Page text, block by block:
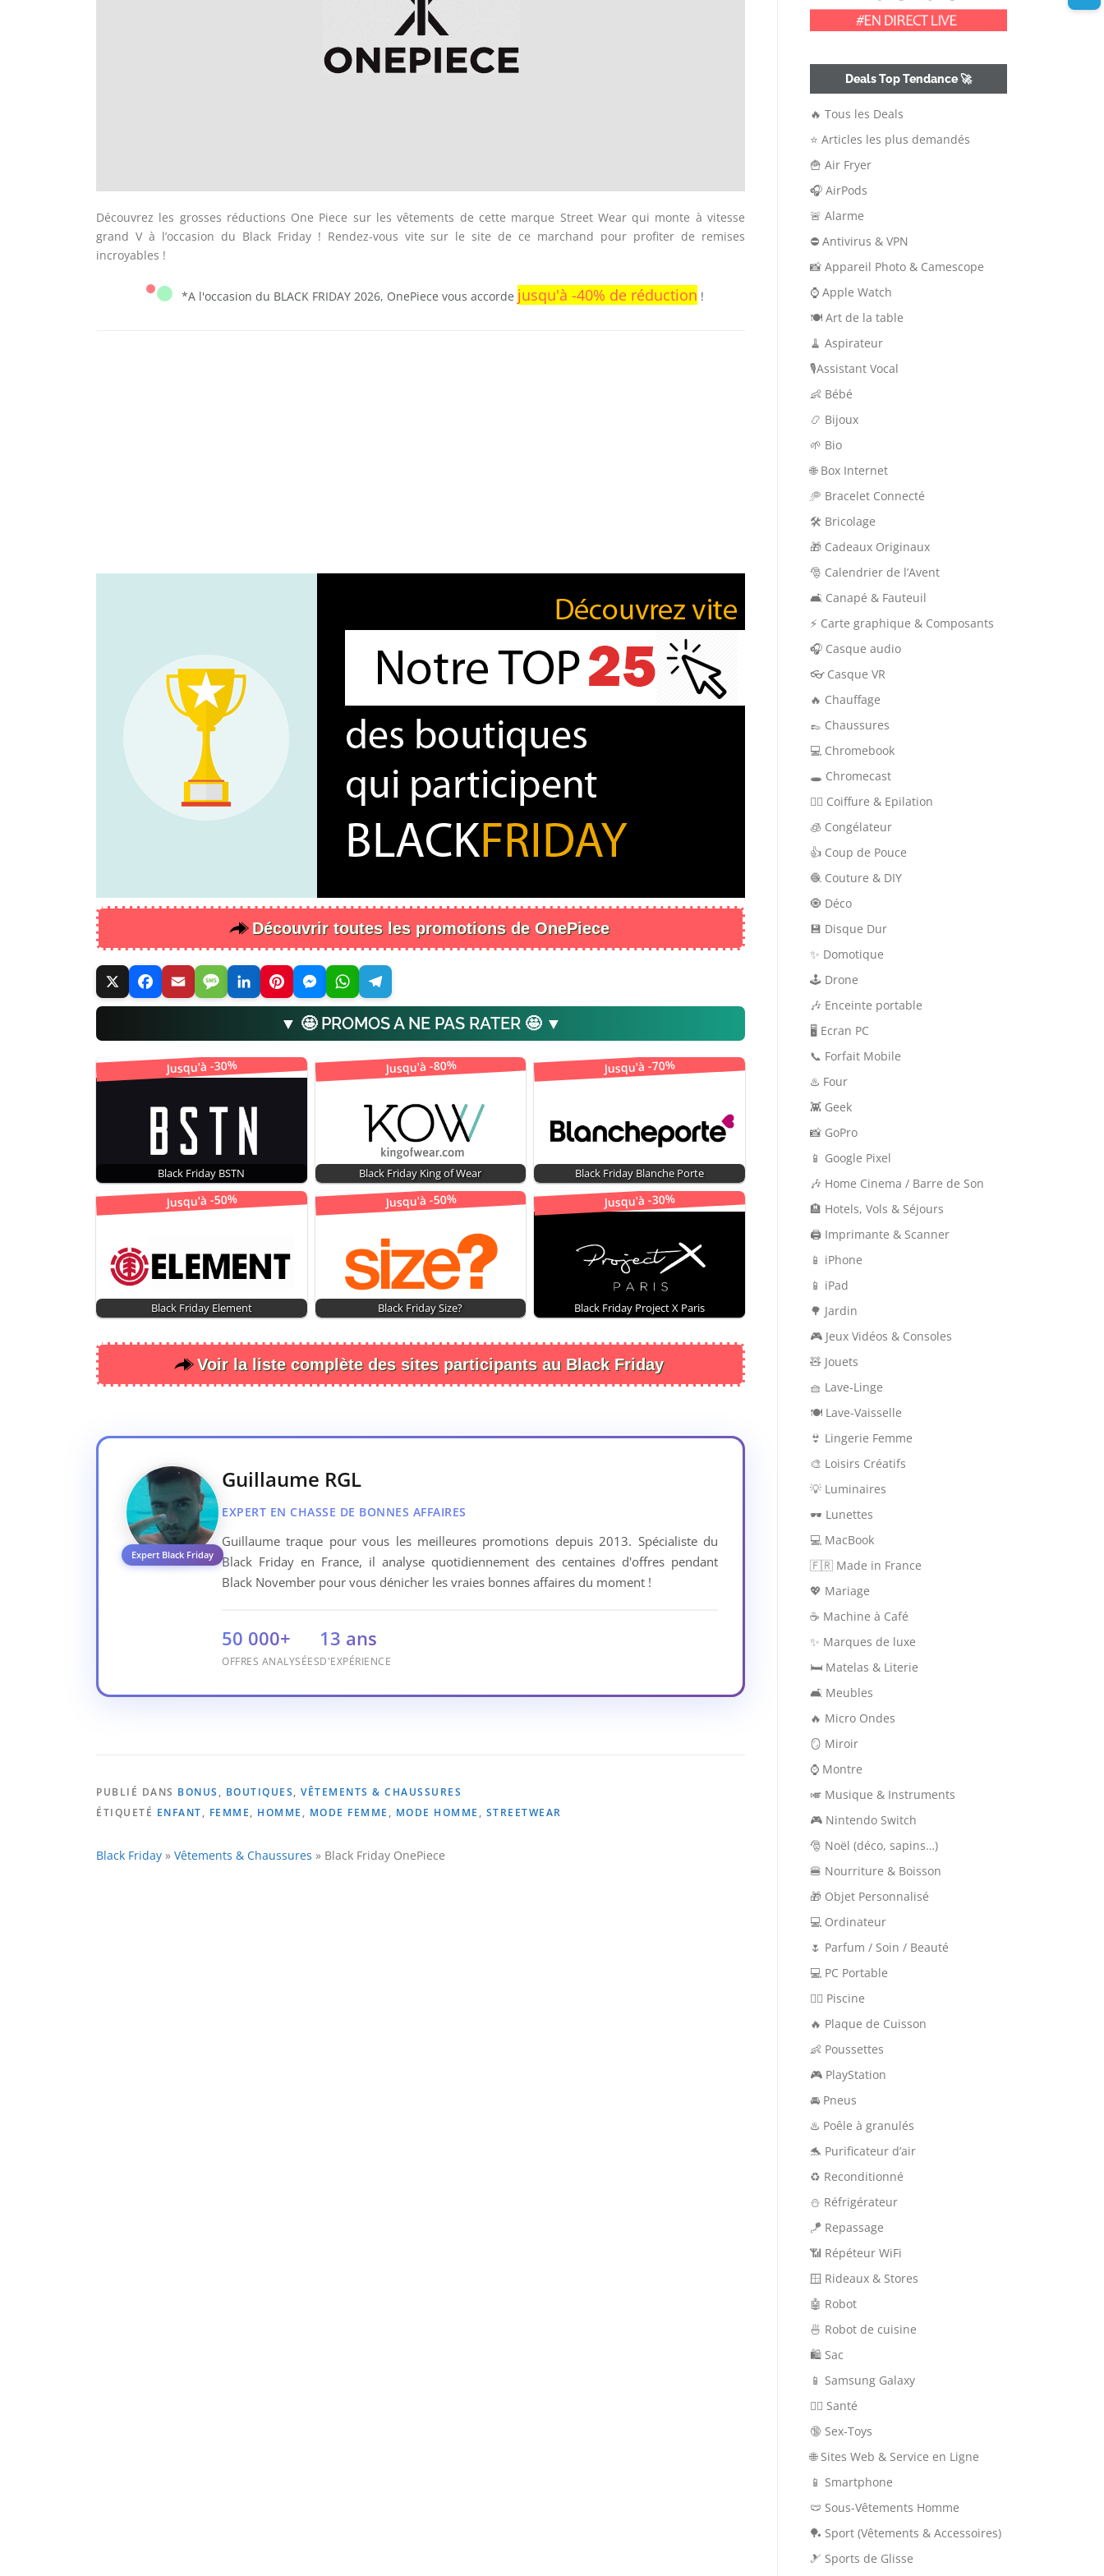
Découvrez les grosses réductions One Piece sur les vêtements de cette marque Street Wear qui monte à vitesse
grand V à l’occasion du Black Friday ! Rendez-vous vite sur le site de ce marchand pour profiter de remises
incroyables !
*A l'occasion du BLACK FRIDAY 2026, OnePiece vous accorde jusqu'à -40% de réduction !
Découvrir toutes les promotions de OnePiece
▼ 🤩 PROMOS A NE PAS RATER 🤩 ▼
Jusqu'à -30%
Black Friday BSTN
Jusqu'à -80%
Black Friday King of Wear
Jusqu'à -70%
Black Friday Blanche Porte
Jusqu'à -50%
Black Friday Element
Jusqu'à -50%
Black Friday Size?
Jusqu'à -30%
Black Friday Project X Paris
Voir la liste complète des sites participants au Black Friday
Expert Black Friday
Guillaume RGL
EXPERT EN CHASSE DE BONNES AFFAIRES
Guillaume traque pour vous les meilleures promotions depuis 2013. Spécialiste du
Black Friday en France, il analyse quotidiennement des centaines d'offres pendant
Black November pour vous dénicher les vraies bonnes affaires du moment !
50 000+
OFFRES ANALYSÉES
13 ans
D'EXPÉRIENCE
PUBLIÉ DANS BONUS , BOUTIQUES, VÊTEMENTS & CHAUSSURES
ÉTIQUETÉ ENFANT, FEMME, HOMME , MODE FEMME , MODE HOMME , STREETWEAR
Black Friday » Vêtements & Chaussures » Black Friday OnePiece
Deals Top Tendance 🚀
🔥 Tous les Deals
⭐ Articles les plus demandés
🍟 Air Fryer
🎧 AirPods
🚨 Alarme
⛔ Antivirus & VPN
📸 Appareil Photo & Camescope
⌚ Apple Watch
🍽 Art de la table
🧹 Aspirateur
🎙Assistant Vocal
👶 Bébé
📿 Bijoux
🌱 Bio
🌐 Box Internet
🥏 Bracelet Connecté
🛠 Bricolage
🎁 Cadeaux Originaux
🎅 Calendrier de l’Avent
🛋️ Canapé & Fauteuil
⚡ Carte graphique & Composants
🎧 Casque audio
👓 Casque VR
🔥 Chauffage
👞 Chaussures
💻 Chromebook
🕳 Chromecast
💇‍♀️ Coiffure & Epilation
🧊 Congélateur
👍 Coup de Pouce
🧶 Couture & DIY
🧿 Déco
💾 Disque Dur
✨ Domotique
🕹 Drone
🎶 Enceinte portable
🖥️ Ecran PC
📞 Forfait Mobile
♨️ Four
👾 Geek
📸 GoPro
📱 Google Pixel
🎶 Home Cinema / Barre de Son
🏨 Hotels, Vols & Séjours
🖨 Imprimante & Scanner
📱 iPhone
📱 iPad
🌳 Jardin
🎮 Jeux Vidéos & Consoles
🧸 Jouets
🧺 Lave-Linge
🍽 Lave-Vaisselle
👙 Lingerie Femme
🎨 Loisirs Créatifs
💡 Luminaires
🕶 Lunettes
💻 MacBook
🇫🇷 Made in France
💖 Mariage
☕ Machine à Café
✨ Marques de luxe
🛏 Matelas & Literie
🛋 Meubles
🔥 Micro Ondes
🪞 Miroir
⌚ Montre
🎺 Musique & Instruments
🎮 Nintendo Switch
🎅 Noël (déco, sapins…)
🍔 Nourriture & Boisson
🎁 Objet Personnalisé
💻 Ordinateur
🌷 Parfum / Soin / Beauté
💻 PC Portable
🏊‍♂️ Piscine
🔥 Plaque de Cuisson
👶 Poussettes
🎮 PlayStation
🚘 Pneus
♨️ Poêle à granulés
🐬 Purificateur d’air
♻️ Reconditionné
⛄ Réfrigérateur
🪁 Repassage
📶 Répéteur WiFi
🪟 Rideaux & Stores
🤖 Robot
🍜 Robot de cuisine
🛍 Sac
📱 Samsung Galaxy
👨‍⚕️ Santé
🔞 Sex-Toys
🌐 Sites Web & Service en Ligne
📱 Smartphone
🩲 Sous-Vêtements Homme
🏓 Sport (Vêtements & Accessoires)
🎿 Sports de Glisse